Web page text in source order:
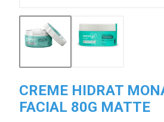
CREME HIDRAT
FACIAL 80G MATTE